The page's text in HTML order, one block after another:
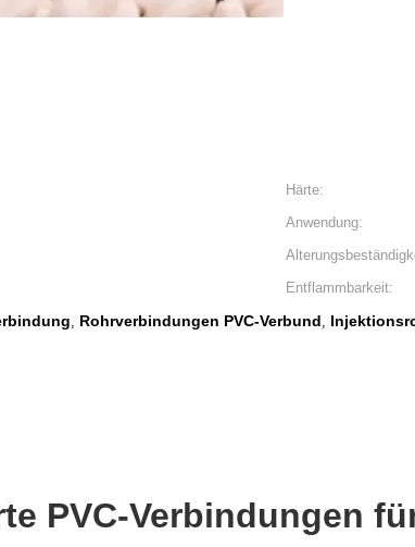
Härte:
Anwendung:
Entflammbarkeit:
, Rohrverbindungen PVC-Verbund,
PVC-Verbindungen